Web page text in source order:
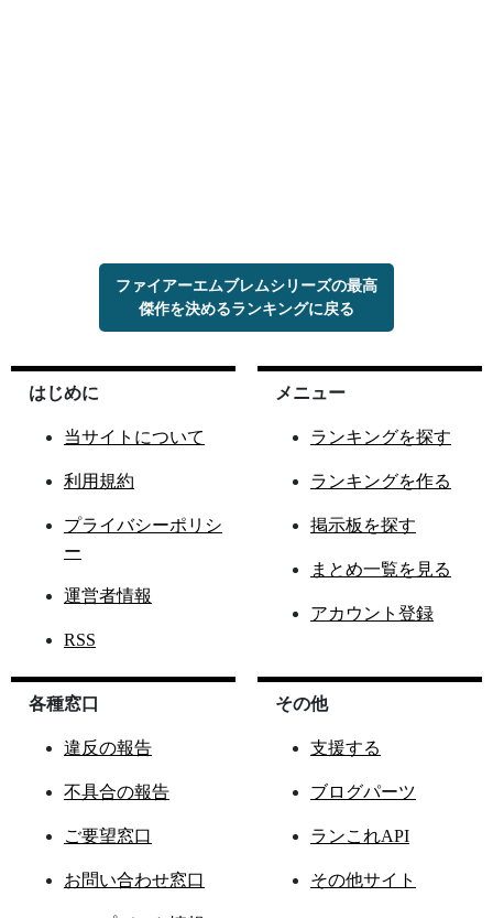
ファイアーエムブレムシリーズの最高
傑作を決めるランキングに戻る
はじめに
当サイトについて
利用規約
プライバシーポリシ
ー
運営者情報
RSS
メニュー
ランキングを探す
ランキングを作る
掲示板を探す
まとめ一覧を見る
アカウント登録
各種窓口
違反の報告
不具合の報告
ご要望窓口
お問い合わせ窓口
その他
支援する
ブログパーツ
ランこれAPI
その他サイト